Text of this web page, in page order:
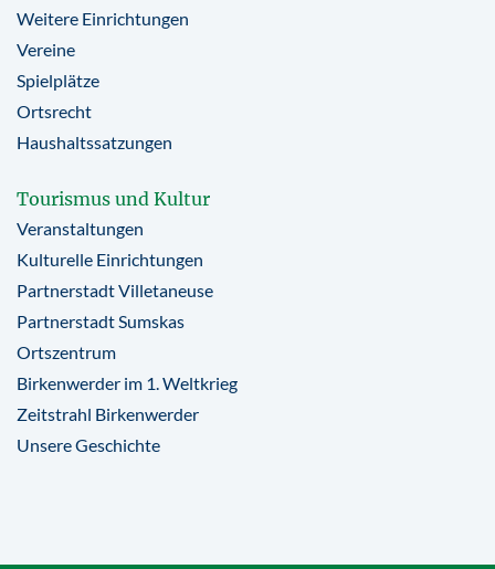
Weitere Einrichtungen
Vereine
Spielplätze
Ortsrecht
Haushaltssatzungen
Tourismus und Kultur
Veranstaltungen
Kulturelle Einrichtungen
Partnerstadt Villetaneuse
Partnerstadt Sumskas
Ortszentrum
Birkenwerder im 1. Weltkrieg
Zeitstrahl Birkenwerder
Unsere Geschichte